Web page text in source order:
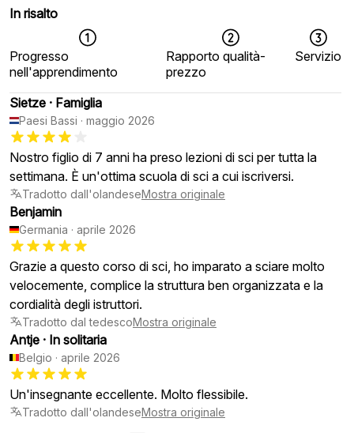
In risalto
Progresso
nell'apprendimento
Rapporto qualità-
prezzo
Servizio
Sietze · Famiglia
Paesi Bassi · maggio 2026
Nostro figlio di 7 anni ha preso lezioni di sci per tutta la
settimana. È un'ottima scuola di sci a cui iscriversi.
Tradotto dall'olandeseMostra originale
Benjamin
Germania · aprile 2026
Grazie a questo corso di sci, ho imparato a sciare molto
velocemente, complice la struttura ben organizzata e la
cordialità degli istruttori.
Tradotto dal tedescoMostra originale
Antje · In solitaria
Belgio · aprile 2026
Un'insegnante eccellente. Molto flessibile.
Tradotto dall'olandeseMostra originale